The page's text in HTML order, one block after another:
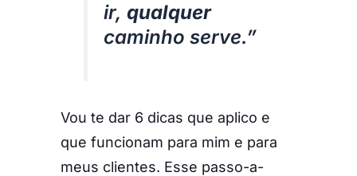
ir,qualquer
caminho serve.”
Vou te dar 6 dicas que aplico e
que funcionam para mim e para
meus clientes. Esse passo-a-